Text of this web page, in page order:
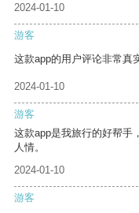
2024-01-10
游客
这款app的用户评论非常真
2024-01-10
游客
这款app是我旅行的好帮手
人情。
2024-01-10
游客